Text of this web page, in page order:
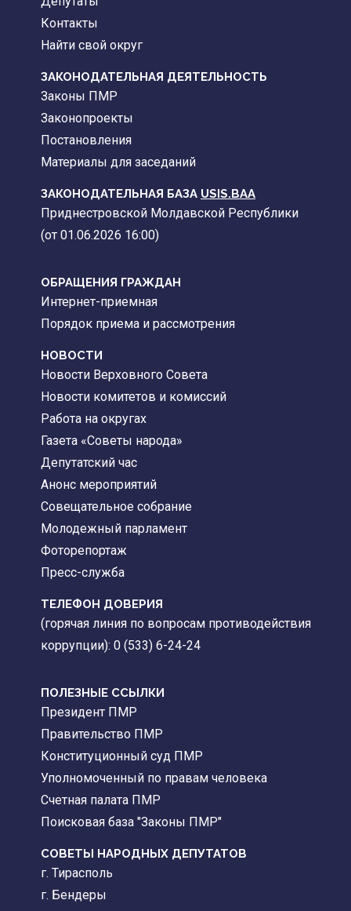
Контакты
Найти свой округ
ЗАКОНОДАТЕЛЬНАЯ ДЕЯТЕЛЬНОСТЬ
Законы ПМР
Законопроекты
Постановления
Материалы для заседаний
ЗАКОНОДАТЕЛЬНАЯ БАЗА USIS.BAA
Приднестровской Молдавской Республики
(от 01.06.2026 16:00)
ОБРАЩЕНИЯ ГРАЖДАН
Интернет-приемная
Порядок приема и рассмотрения
НОВОСТИ
Новости Верховного Совета
Новости комитетов и комиссий
Работа на округах
Газета «Советы народа»
Депутатский час
Анонс мероприятий
Совещательное собрание
Молодежный парламент
Фоторепортаж
Пресс-служба
ТЕЛЕФОН ДОВЕРИЯ
(горячая линия по вопросам противодействия
коррупции): 0 (533) 6-24-24
ПОЛЕЗНЫЕ ССЫЛКИ
Президент ПМР
Правительство ПМР
Конституционный суд ПМР
Уполномоченный по правам человека
Счетная палата ПМР
Поисковая база "Законы ПМР"
СОВЕТЫ НАРОДНЫХ ДЕПУТАТОВ
г. Тирасполь
г. Бендеры